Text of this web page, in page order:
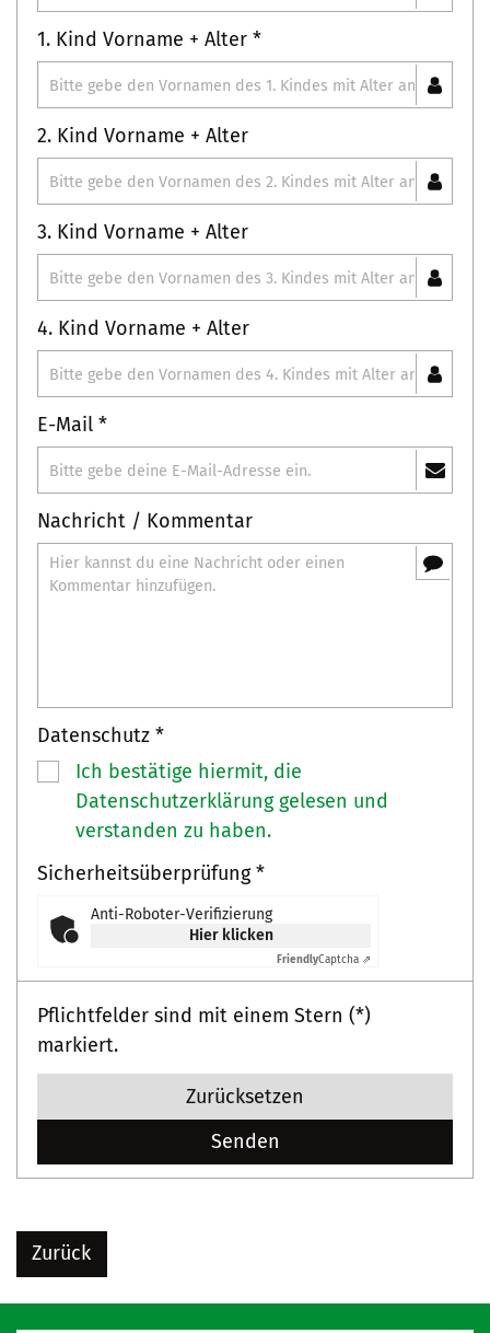
1. Kind Vorname + Alter *
2. Kind Vorname + Alter
3. Kind Vorname + Alter
4. Kind Vorname + Alter
E-Mail *
Nachricht / Kommentar
Datenschutz *
Ich bestätige hiermit, die
Datenschutzerklärung gelesen und
verstanden zu haben.
Sicherheitsüberprüfung *
Anti-Roboter-Verifizierung
Hier klicken
FriendlyCaptcha ⇗
Pflichtfelder sind mit einem Stern (*)
markiert.
Zurücksetzen
Zurück